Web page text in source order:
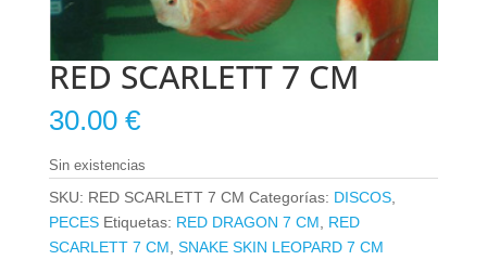
RED SCARLETT 7 CM
30.00 €
Sin existencias
SKU: RED SCARLETT 7 CM Categorías: DISCOS,
PECES Etiquetas: RED DRAGON 7 CM
RED
SCARLETT 7 CM SNAKE SKIN LEOPARD 7 CM